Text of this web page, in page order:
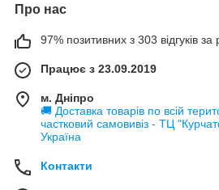
Про нас
97% позитивних з 303 відгуків за
Працює з 23.09.2019
м. Дніпро
🚚 Доставка товарів по всій
частковий самовивіз - ТЦ
Україна
Контакти